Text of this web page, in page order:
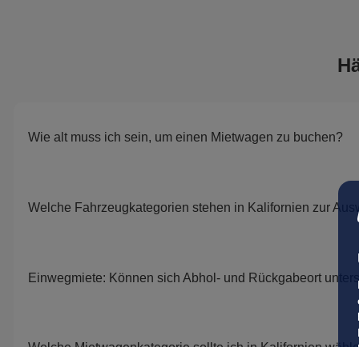
Wie alt muss ich sein, um einen Mietwagen zu buchen?
Welche Fahrzeugkategorien stehen in Kalifornien zur
Einwegmiete: Können sich Abhol- und Rückgabeort